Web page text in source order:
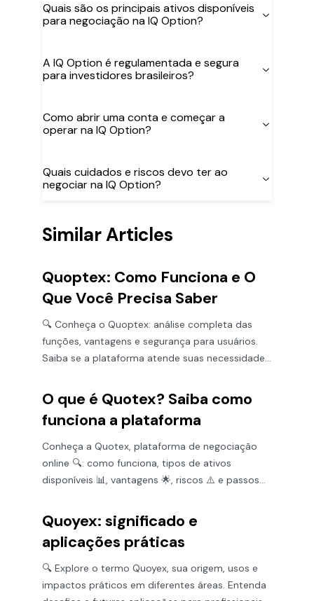
Quais são os principais ativos disponíveis
para negociação na IQ Option?
A IQ Option é regulamentada e segura
para investidores brasileiros?
Como abrir uma conta e começar a
operar na IQ Option?
Quais cuidados e riscos devo ter ao
negociar na IQ Option?
Similar Articles
Quoptex: Como Funciona e O
Que Você Precisa Saber
🔍 Conheça o Quoptex: análise completa das
funções, vantagens e segurança para usuários.
Saiba se a plataforma atende suas necessidades
O que é Quotex? Saiba como
funciona a plataforma
Conheça a Quotex, plataforma de negociação
online 🔍: como funciona, tipos de ativos
disponíveis 📊, vantagens 🌟, riscos ⚠️ e passos
Quoyex: significado e
aplicações práticas
🔍 Explore o termo Quoyex, sua origem, usos e
impactos práticos em diferentes áreas. Entenda